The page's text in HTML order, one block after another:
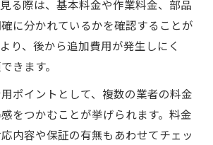
る際は、基本料金や作業料金、部品
に分かれているかを確認することが
り、後から追加費用が発生しにく
きます。
ポイントとして、複数の業者の料金
をつかむことが挙げられます。料金
内容や保証の有無もあわせてチェッ